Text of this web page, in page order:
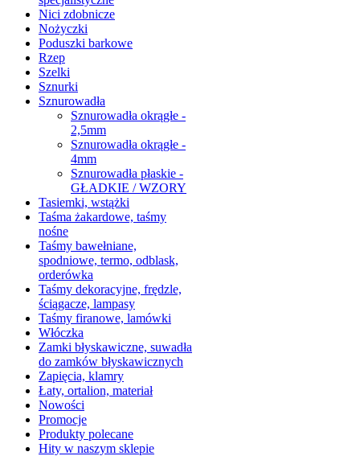
Nici zdobnicze
Nożyczki
Poduszki barkowe
Rzep
Szelki
Sznurki
Sznurowadła
Sznurowadła okrągłe -
2,5mm
Sznurowadła okrągłe -
4mm
Sznurowadła płaskie -
GŁADKIE / WZORY
Tasiemki, wstążki
Taśma żakardowe, taśmy
nośne
Taśmy bawełniane,
spodniowe, termo, odblask,
orderówka
Taśmy dekoracyjne, frędzle,
ściągacze, lampasy
Taśmy firanowe, lamówki
Włóczka
Zamki błyskawiczne, suwadła
do zamków błyskawicznych
Zapięcia, klamry
Łaty, ortalion, materiał
Nowości
Promocje
Produkty polecane
Hity w naszym sklepie